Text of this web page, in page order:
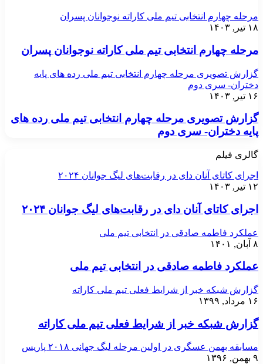
مرحله چهارم انتخابی تیم ملی کاراته نوجوانان پسران
۱۸ تیر, ۱۴۰۳
مرحله چهارم انتخابی تیم ملی کاراته نوجوانان پسران
گزارش تصویری مرحله چهارم انتخابی تیم ملی رده های پایه
دختران- سری دوم
۱۶ تیر, ۱۴۰۳
گزارش تصویری مرحله چهارم انتخابی تیم ملی رده های
پایه دختران- سری دوم
گالری فیلم
اجرای کاتای آنان دای در رقابت‌های لیگ جوانان ۲۰۲۴
۱۲ تیر, ۱۴۰۳
اجرای کاتای آنان دای در رقابت‌های لیگ جوانان ۲۰۲۴
عملکرد فاطمه صادقی در انتخابی تیم ملی
۸ آبان, ۱۴۰۱
عملکرد فاطمه صادقی در انتخابی تیم ملی
گزارش شبکه خبر از شرایط فعلی تیم ملی کاراته
۱۶ مرداد, ۱۳۹۹
گزارش شبکه خبر از شرایط فعلی تیم ملی کاراته
مسابقه بهمن عسگری در اولین مرحله لیگ جهانی ۲۰۱۸ پاریس
۹ بهمن, ۱۳۹۶